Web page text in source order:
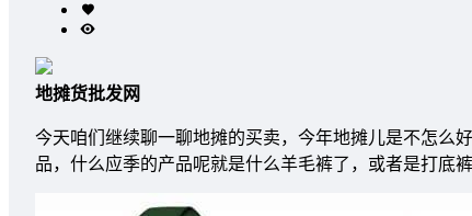
地摊货批发网
今天咱们继续聊一聊地摊的买卖，今年地摊儿是不怎么
品，什么应季的产品呢就是什么羊毛裤了，或者是打底